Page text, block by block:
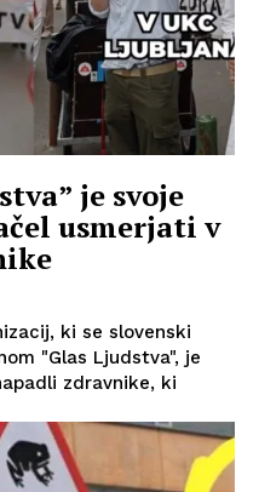
je svoje
usmerjati v
ki se slovenski
"Glas Ljudstva", je
zdravnike, ki